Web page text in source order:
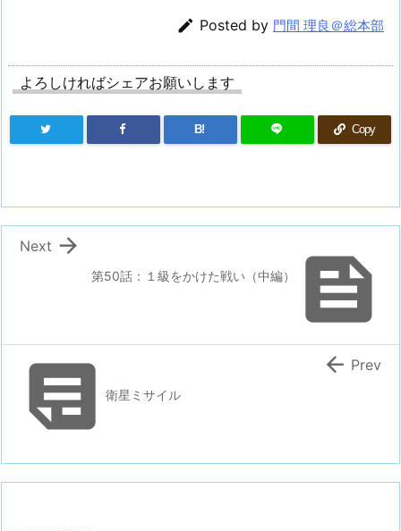
 Posted by 門間 理良＠総本部
よろしければシェアお願いします
B! Copy

第50話：１級をかけた戦い（中編）

Next
衛星ミサイル
 Prev